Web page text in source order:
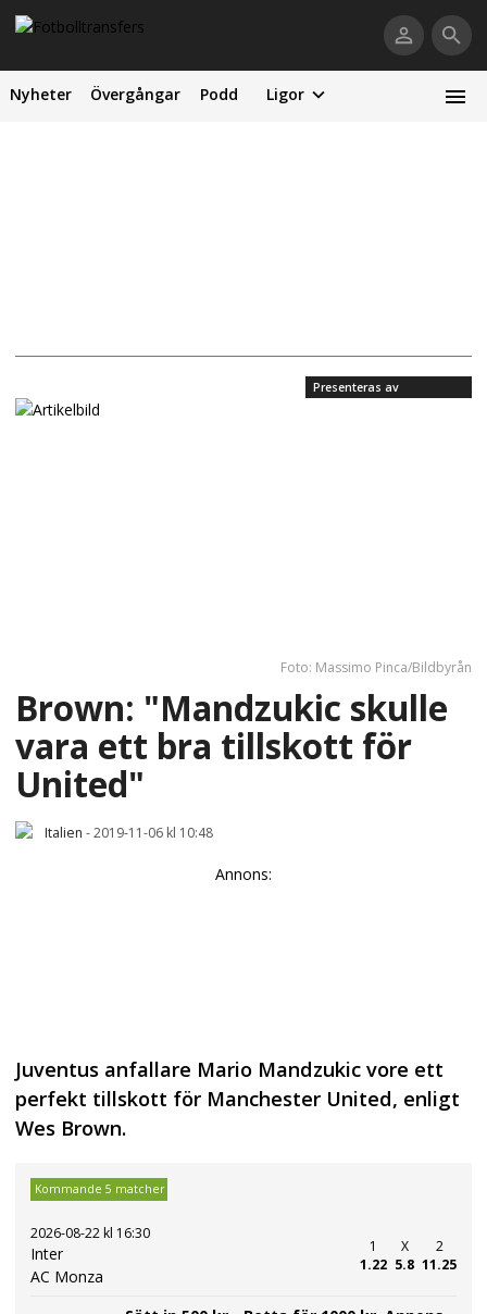
Nyheter Övergångar Podd Ligor
Presenteras av
Foto: Massimo Pinca/Bildbyrån
Brown: "Mandzukic skulle
vara ett bra tillskott för
United"
Italien -2019-11-06 kl 10:48
Annons:
Juventus anfallare Mario Mandzukic vore ett
perfekt tillskott för Manchester United, enligt
Wes Brown.
Kommande 5 matcher
2026-08-22 kl 16:30
Inter
AC Monza
1
1.22
X
5.8
2
11.25